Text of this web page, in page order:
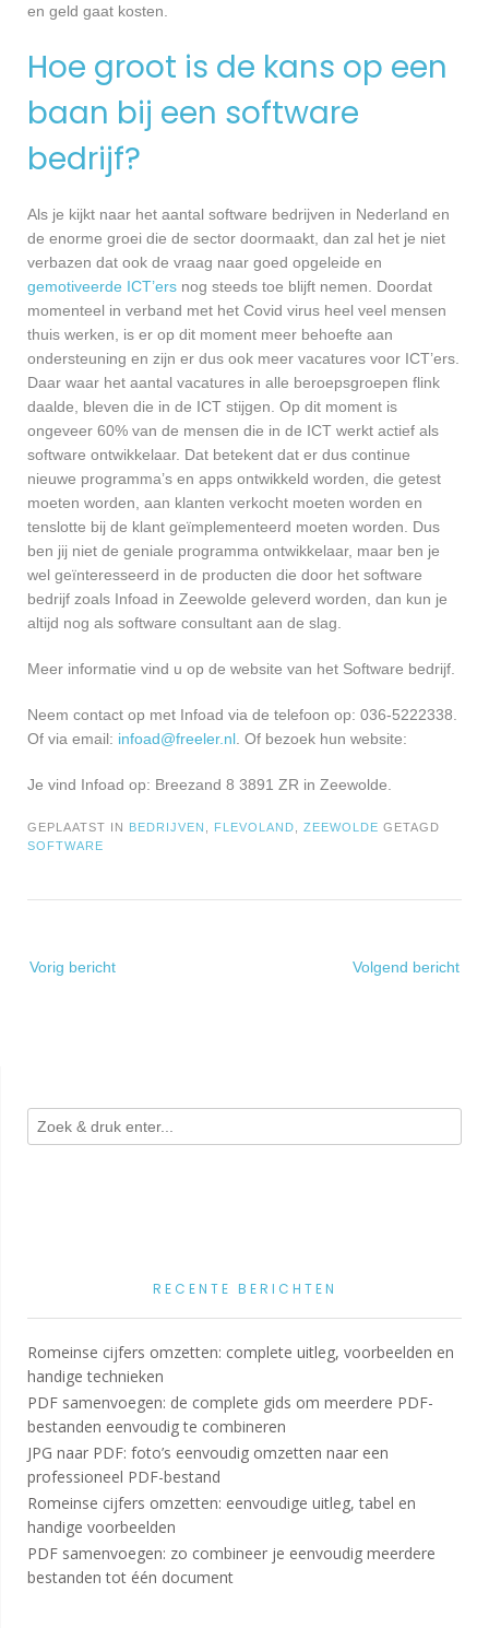
en geld gaat kosten.
Hoe groot is de kans op een
baan bij een software
bedrijf?
Als je kijkt naar het aantal software bedrijven in Nederland en
de enorme groei die de sector doormaakt, dan zal het je niet
verbazen dat ook de vraag naar goed opgeleide en
gemotiveerde ICT’ers nog steeds toe blijft nemen. Doordat
momenteel in verband met het Covid virus heel veel mensen
thuis werken, is er op dit moment meer behoefte aan
ondersteuning en zijn er dus ook meer vacatures voor ICT’ers.
Daar waar het aantal vacatures in alle beroepsgroepen flink
daalde, bleven die in de ICT stijgen. Op dit moment is
ongeveer 60% van de mensen die in de ICT werkt actief als
software ontwikkelaar. Dat betekent dat er dus continue
nieuwe programma’s en apps ontwikkeld worden, die getest
moeten worden, aan klanten verkocht moeten worden en
tenslotte bij de klant geïmplementeerd moeten worden. Dus
ben jij niet de geniale programma ontwikkelaar, maar ben je
wel geïnteresseerd in de producten die door het software
bedrijf zoals Infoad in Zeewolde geleverd worden, dan kun je
altijd nog als software consultant aan de slag.
Meer informatie vind u op de website van het Software bedrijf.
Neem contact op met Infoad via de telefoon op: 036-5222338.
Of via email: infoad@freeler.nl . Of bezoek hun website:
Je vind Infoad op: Breezand 8 3891 ZR in Zeewolde.
GEPLAATST IN BEDRIJVEN FLEVOLAND ZEEWOLDE GETAGD
SOFTWARE
navigatie
Vorig bericht Volgend bericht
RECENTE BERICHTEN
Romeinse cijfers omzetten: complete uitleg, voorbeelden en
handige technieken
PDF samenvoegen: de complete gids om meerdere PDF-
bestanden eenvoudig te combineren
JPG naar PDF: foto’s eenvoudig omzetten naar een
professioneel PDF-bestand
Romeinse cijfers omzetten: eenvoudige uitleg, tabel en
handige voorbeelden
PDF samenvoegen: zo combineer je eenvoudig meerdere
bestanden tot één document